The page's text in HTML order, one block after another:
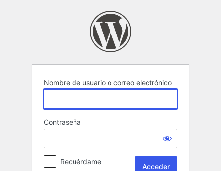
Nombre de usuario o correo electrónico
Contraseña
Recuérdame